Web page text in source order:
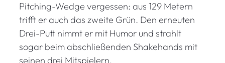
Pitching-Wedge vergessen: aus 129 Metern
trifft er auch das zweite Grün. Den erneuten
Drei-Putt nimmt er mit Humor und strahlt
sogar beim abschließenden Shakehands mit
seinen drei Mitspielern.